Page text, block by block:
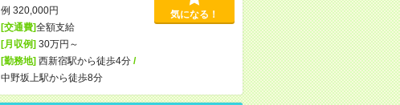
例 320,000円
[交通費]全額支給
[月収例]30万円～
[勤務地]西新宿駅から徒歩4分/
中野坂上駅から徒歩8分
気になる！